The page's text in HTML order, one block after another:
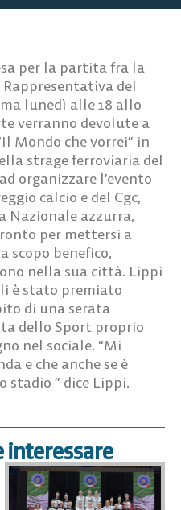
per la partita fra la
del
lunedì alle 18 allo
verranno devolute a
Mondo che vorrei” in
strage ferroviaria del
organizzare l’evento
calcio e del Cgc,
Nazionale azzurra,
per mettersi a
scopo benefico,
nella sua città. Lippi
è stato premiato
di una serata
dello Sport proprio
nel sociale. “Mi
e che anche se è
stadio ” dice Lippi.
interessare